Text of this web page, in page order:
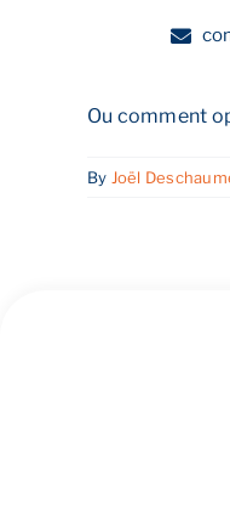
Ou comment
By Joël